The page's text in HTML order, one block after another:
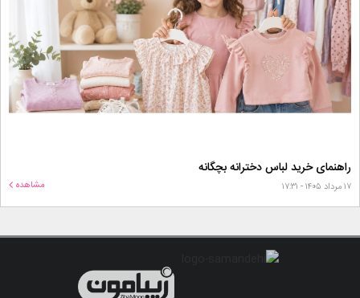
راهنمای خرید لباس دخترانه بچگانه
۱۷ مرداد ۱۴۰۵ - ۱۷:۳۱ مشاهده